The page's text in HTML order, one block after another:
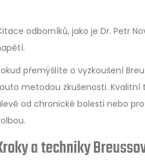
odborníků, jako je Dr. Petr
přemýšlíte o vyzkoušení
metodou zkušenosti. Kvalitní
od chronické bolesti nebo
a techniky